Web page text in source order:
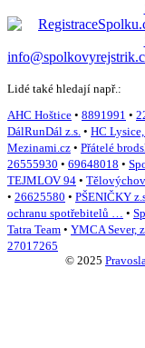
Lidé také hledají např.:
AHC Hoštice • 8891991 •
DálRunDál z.s. • HC Lysice,
Mezinami.cz • Přátelé
26555930 • 69648018 •
TEJMLOV 94 •
• 26625580 • PŠENIČKY
ochranu spotřebitelů … •
Tatra Team • YMCA Sever,
27017265
© 2025